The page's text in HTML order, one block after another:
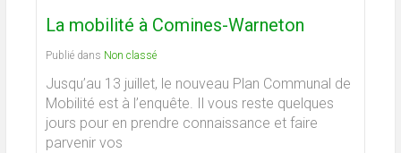
La mobilité à Comines-Warneton
Publié dans Non classé
Jusqu’au 13 juillet, le nouveau Plan Communal de
Mobilité est à l’enquête. Il vous reste quelques
jours pour en prendre connaissance et faire
parvenir vos